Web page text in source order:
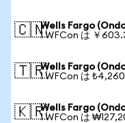
🇨🇳Wells Fargo
1 WFCon は ￥
🇹🇷Wells Fargo
1 WFCon は
🇰🇷Wells Fargo
1 WFCon は